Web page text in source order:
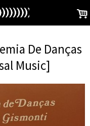
.
De Danças
Music]